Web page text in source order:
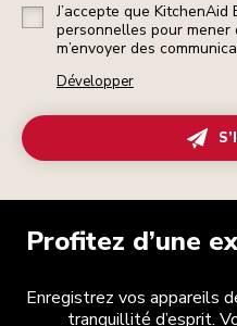
J’accepte que
personnelles pour
m’envoyer des
Développer
Profitez d’une
Enregistrez vos appareils
tranquillité d’esprit.